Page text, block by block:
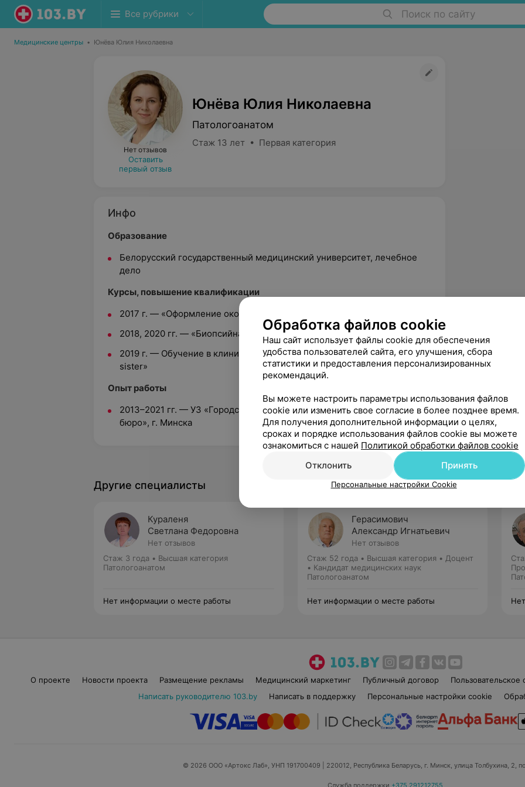
Все рубрики Поиск по сайту
Медицинские центры • Юнёва Юлия Николаевна
Нет отзывов
Оставить
первый отзыв
Юнёва Юлия Николаевна
Патологоанатом
Стаж 13 лет • Первая категория
Инфо
Образование
Белорусский государственный медицинский университет, лечебное
дело
Курсы, повышение квалификации
2017 г. — «Оформление окончательного диагноза», БелМАПО,
2018, 2020 гг. — «Биопсийная диагностика заболеваний почек», БГМУ
2019 г. — Обучение в клинике Charite Berlin в рамках проекта «renal
sister»
Опыт работы
2013–2021 гг. — УЗ «Городское клиническое патологоанатомическое
бюро», г. Минска
Другие специалисты
Кураленя
Светлана Федоровна
Нет отзывов
Стаж 3 года • Высшая категория
Патологоанатом
Нет информации о месте работы
Герасимович
Александр Игнатьевич
Нет отзывов
Стаж 52 года • Высшая категория • Доцент
• Кандидат медицинских наук
Патологоанатом
Нет информации о месте работы
О проекте Новости проекта Размещение рекламы Медицинский маркетинг Публичный договор Пользовательское
Написать руководителю 103.by
Написать в поддержку Персональные настройки cookie
© 2026 ООО «Артокс Лаб», УНП 191700409 | 220012, Республика Беларусь, г. Минск, улица Толбухина, 2,
Служба поддержки +375 291212755
Обработка файлов cookie
Наш сайт использует файлы cookie для обеспечения
удобства пользователей сайта, его улучшения, сбора
статистики и предоставления персонализированных
рекомендаций.
Вы можете настроить параметры использования файлов
cookie или изменить свое согласие в более позднее время.
Для получения дополнительной информации о целях,
сроках и порядке использования файлов cookie вы можете
ознакомиться с нашей Политикой обработки файлов cookie
Отклонить
Принять
Персональные настройки Cookie